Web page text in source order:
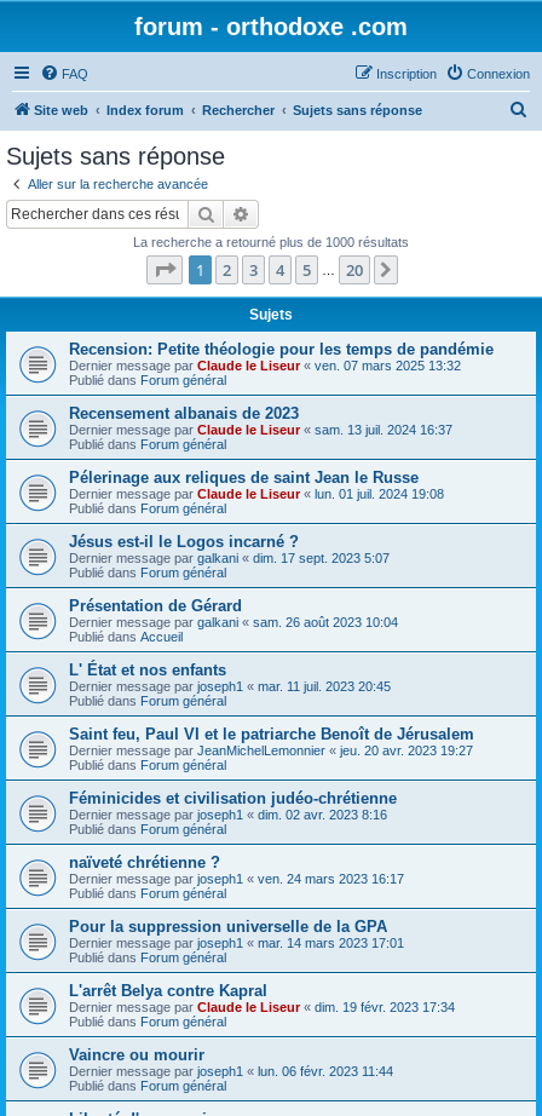
forum - orthodoxe .com
FAQ Connexion
Inscription
Site web Index forum Rechercher Sujets sans réponse
Sujets sans réponse
Aller sur la recherche avancée
Rechercher
La recherche a retourné plus de 1000 résultats
Page 1sur20
1 2 3 4 5 20
Sujets
Recension: Petite théologie pour les temps de pandémie
Dernier message par Claude le Liseur« ven. 07 mars 2025 13:32
Publié dans Forum général
Recensement albanais de 2023
Dernier message par Claude le Liseur« sam. 13 juil. 2024 16:37
Publié dans Forum général
Pélerinage aux reliques de saint Jean le Russe
Dernier message par Claude le Liseur« lun. 01 juil. 2024 19:08
Publié dans Forum général
Jésus est-il le Logos incarné ?
Dernier message par galkani « dim. 17 sept. 2023 5:07
Publié dans Forum général
Présentation de Gérard
Dernier message par galkani « sam. 26 août 2023 10:04
Publié dans Accueil
L' État et nos enfants
Dernier message par joseph1 « mar. 11 juil. 2023 20:45
Publié dans Forum général
Saint feu, Paul VI et le patriarche Benoît de Jérusalem
Dernier message par JeanMichelLemonnier « jeu. 20 avr. 2023 19:27
Publié dans Forum général
Féminicides et civilisation judéo-chrétienne
Dernier message par joseph1 « dim. 02 avr. 2023 8:16
Publié dans Forum général
naïveté chrétienne ?
Dernier message par joseph1 « ven. 24 mars 2023 16:17
Publié dans Forum général
Pour la suppression universelle de la GPA
Dernier message par joseph1 « mar. 14 mars 2023 17:01
Publié dans Forum général
L'arrêt Belya contre Kapral
Dernier message par Claude le Liseur« dim. 19 févr. 2023 17:34
Publié dans Forum général
Vaincre ou mourir
Dernier message par joseph1 « lun. 06 févr. 2023 11:44
Publié dans Forum général